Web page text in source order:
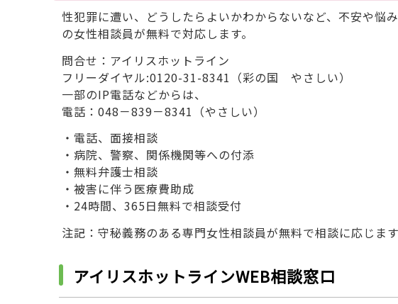
性犯罪に遭い、どうしたらよいかわからないなど、不安や悩
の女性相談員が無料で対応します。
問合せ：アイリスホットライン
フリーダイヤル:0120-31-8341（彩の国 やさしい）
一部のIP電話などからは、
電話：048－839－8341（やさしい）
・電話、面接相談
・病院、警察、関係機関等への付添
・無料弁護士相談
・被害に伴う医療費助成
・24時間、365日無料で相談受付
注記：守秘義務のある専門女性相談員が無料で相談に応じます
アイリスホットラインWEB相談窓口